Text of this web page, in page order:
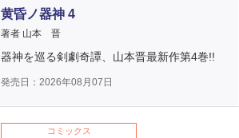
黄昏ノ器神 4
著者 山本 晋
器神を巡る剣劇奇譚、山本晋最新作第4巻!!
発売日：2026年08月07日
コミックス